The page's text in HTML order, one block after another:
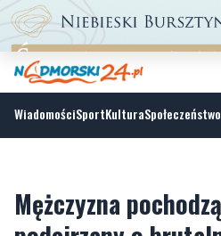
WiadomościSportKulturaSpołeczeństwo